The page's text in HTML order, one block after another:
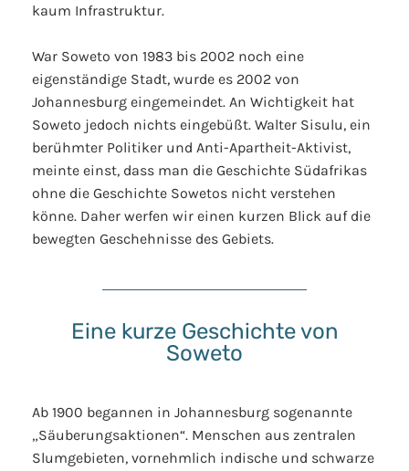
kaum Infrastruktur.
War Soweto von 1983 bis 2002 noch eine
eigenständige Stadt, wurde es 2002 von
Johannesburg eingemeindet. An Wichtigkeit hat
Soweto jedoch nichts eingebüßt. Walter Sisulu, ein
berühmter Politiker und Anti-Apartheit-Aktivist,
meinte einst, dass man die Geschichte Südafrikas
ohne die Geschichte Sowetos nicht verstehen
könne. Daher werfen wir einen kurzen Blick auf die
bewegten Geschehnisse des Gebiets.
Eine kurze Geschichte von
Soweto
Ab 1900 begannen in Johannesburg sogenannte
„Säuberungsaktionen“. Menschen aus zentralen
Slumgebieten, vornehmlich indische und schwarze